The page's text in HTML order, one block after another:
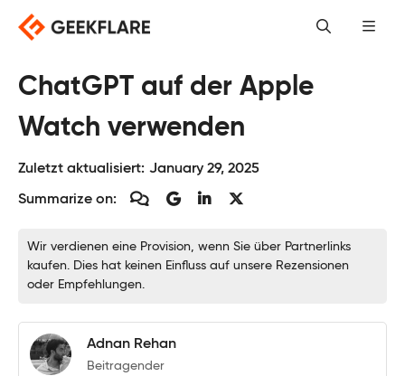
Skip
content
ChatGPT auf der Apple
Watch verwenden
Zuletzt aktualisiert: January 29, 2025
Summarize on:
Wir verdienen eine Provision, wenn Sie über Partnerlinks
kaufen. Dies hat keinen Einfluss auf unsere Rezensionen
oder Empfehlungen.
Adnan Rehan
Beitragender